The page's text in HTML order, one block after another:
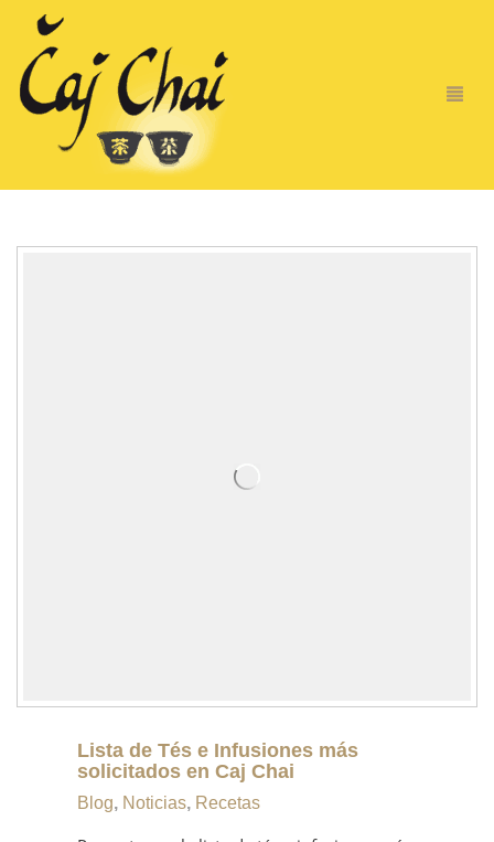
Lista de Tés e Infusiones más
solicitados en Caj Chai
Blog, Noticias, Recetas